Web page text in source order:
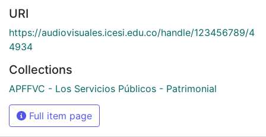
URI
https://audiovisuales.icesi.edu.co/handle/123456789/4
4934
Collections
APFFVC - Los Servicios Públicos - Patrimonial
Full item page